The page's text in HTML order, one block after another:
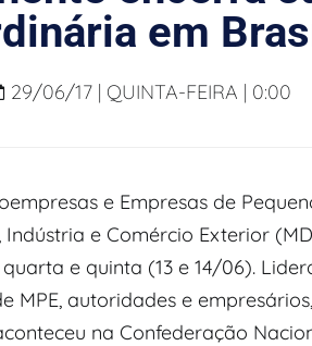
em
29/06/17 | QUINTA-FEIRA | 0:00
e Empresas de
e Comércio Exterior
e quinta (13 e 14/06).
MPE, autoridades e
na Confederação